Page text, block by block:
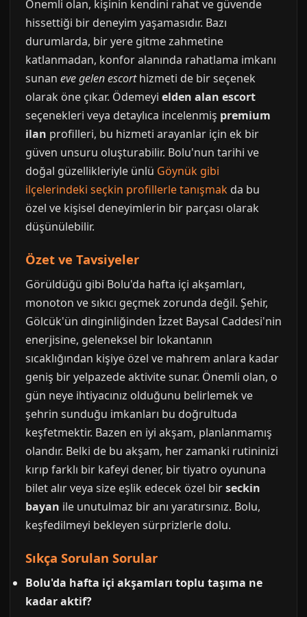
Önemli olan, kişinin kendini rahat ve güvende
hissettiği bir deneyim yaşamasıdır. Bazı
durumlarda, bir yere gitme zahmetine
katlanmadan, konfor alanında rahatlama imkanı
sunan eve gelen escorthizmeti de bir seçenek
olarak öne çıkar. Ödemeyi elden alan escort
seçenekleri veya detaylıca incelenmiş premium
ilan profilleri, bu hizmeti arayanlar için ek bir
güven unsuru oluşturabilir. Bolu'nun tarihi ve
doğal güzellikleriyle ünlü Göynük gibi
ilçelerindeki seçkin profillerle tanışmak da bu
özel ve kişisel deneyimlerin bir parçası olarak
düşünülebilir.
Özet ve Tavsiyeler
Görüldüğü gibi Bolu'da hafta içi akşamları,
monoton ve sıkıcı geçmek zorunda değil. Şehir,
Gölcük'ün dinginliğinden İzzet Baysal Caddesi'nin
enerjisine, geleneksel bir lokantanın
sıcaklığından kişiye özel ve mahrem anlara kadar
geniş bir yelpazede aktivite sunar. Önemli olan, o
gün neye ihtiyacınız olduğunu belirlemek ve
şehrin sunduğu imkanları bu doğrultuda
keşfetmektir. Bazen en iyi akşam, planlanmamış
olandır. Belki de bu akşam, her zamanki rutininizi
kırıp farklı bir kafeyi dener, bir tiyatro oyununa
bilet alır veya size eşlik edecek özel birseckin
bayan ile unutulmaz bir anı yaratırsınız. Bolu,
keşfedilmeyi bekleyen sürprizlerle dolu.
Sıkça Sorulan Sorular
Bolu'da hafta içi akşamları toplu taşıma ne
kadar aktif?